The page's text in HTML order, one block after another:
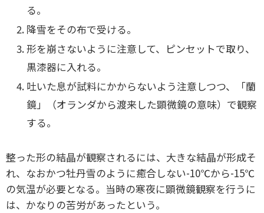
る。
降雪をその布で受ける。
形を崩さないように注意して、ピンセットで取り、
黒漆器に入れる。
吐いた息が試料にかからないよう注意しつつ、「蘭
鏡」（オランダから渡来した顕微鏡の意味）で観察
する。
整った形の結晶が観察されるには、大きな結晶が形成そ
れ、なおかつ牡丹雪のように癒合しない-10℃から-15℃
の気温が必要となる。当時の寒夜に顕微鏡観察を行うに
は、かなりの苦労があったという。